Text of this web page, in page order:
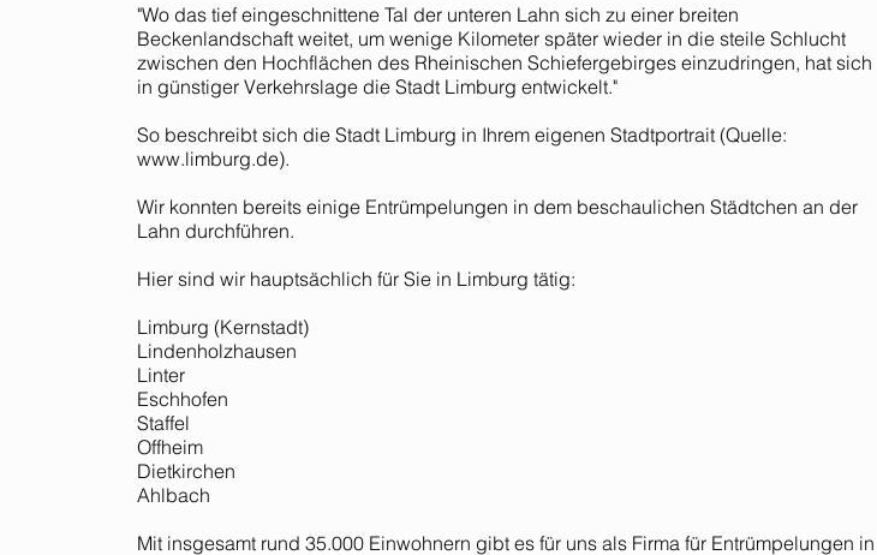
"Wo das tief eingeschnittene Tal der unteren Lahn sich zu einer breiten
Beckenlandschaft weitet, um wenige Kilometer später wieder in die steile Schlucht
zwischen den Hochflächen des Rheinischen Schiefergebirges einzudringen, hat sich
in günstiger Verkehrslage die Stadt Limburg entwickelt."
So beschreibt sich die Stadt Limburg in Ihrem eigenen Stadtportrait (Quelle:
www.limburg.de).
Wir konnten bereits einige Entrümpelungen in dem beschaulichen Städtchen an der
Lahn durchführen.
Hier sind wir hauptsächlich für Sie in Limburg tätig:
Limburg (Kernstadt)
Lindenholzhausen
Linter
Eschhofen
Staffel
Offheim
Dietkirchen
Ahlbach
Mit insgesamt rund 35.000 Einwohnern gibt es für uns als Firma für Entrümpelungen in